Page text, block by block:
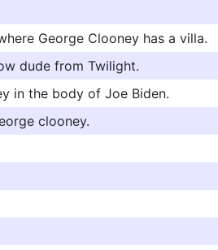
George Clooney has a villa.
dude from Twilight.
in the body of Joe Biden.
clooney.